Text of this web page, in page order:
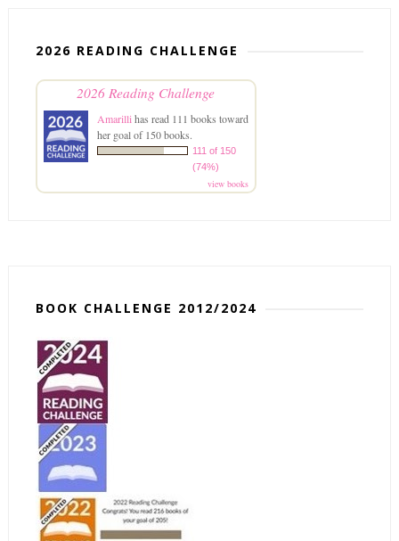
2026 READING CHALLENGE
2026 Reading Challenge
Amarillihas read 111 books toward
her goal of 150 books.
111 of 150
(74%)
view books
BOOK CHALLENGE 2012/2024